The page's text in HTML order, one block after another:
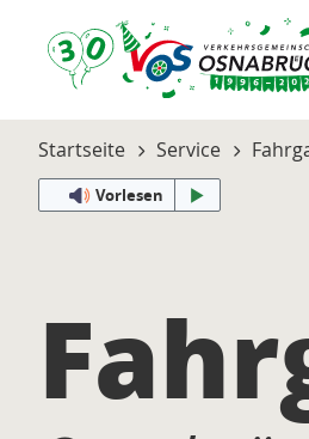
Startseite Service
Vorlesen